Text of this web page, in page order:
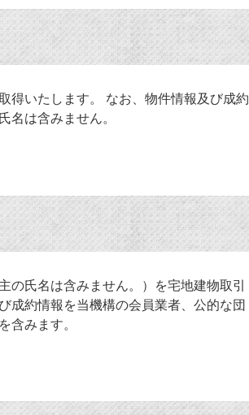
得いたします。 なお、物件情報及び成約
名は含みません。
氏名は含みません。）を宅地建物取引
成約情報を当機構の会員業者、公的な団
含みます。